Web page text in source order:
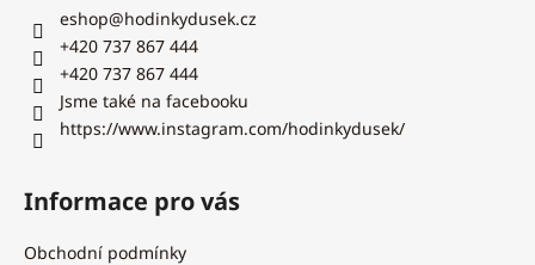
eshop@hodinkydusek.cz
+420 737 867 444
+420 737 867 444
Jsme také na facebooku
https://www.instagram.com/hodinkydusek/
Informace pro vás
Obchodní podmínky